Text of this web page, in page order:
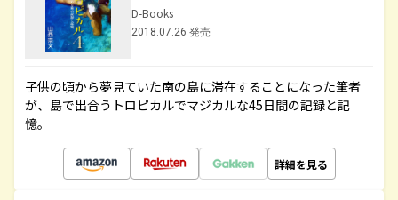
D-Books
2018.07.26 発売
子供の頃から夢見ていた南の島に滞在することになった筆者
が、島で出合うトロピカルでマジカルな45日間の記録と記
憶。
詳細を見る